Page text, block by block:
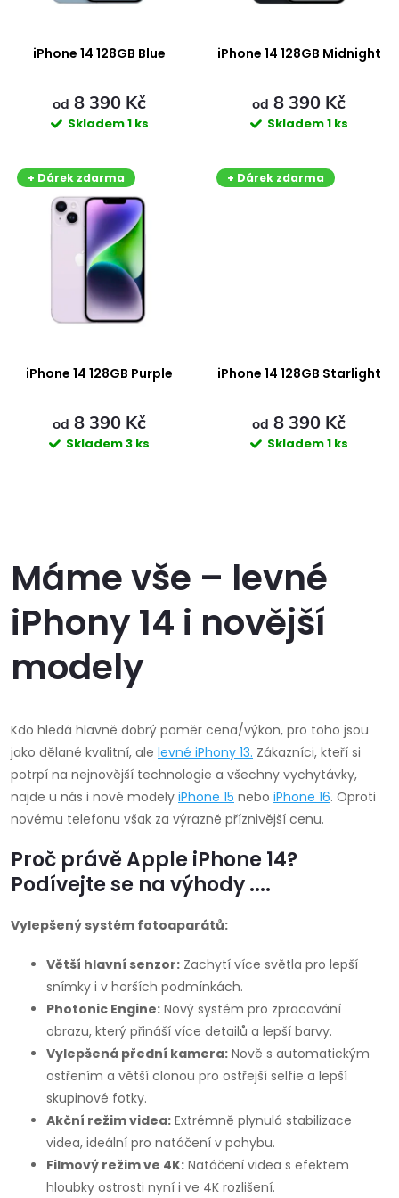
o
ů
d
ů
iPhone 14 128GB Blue
od 8 390 Kč
Skladem1 ks
iPhone 14 128GB Midnight
od 8 390 Kč
Skladem1 ks
+ Dárek zdarma
iPhone 14 128GB Purple
od 8 390 Kč
Skladem3 ks
+ Dárek zdarma
iPhone 14 128GB Starlight
od 8 390 Kč
Skladem1 ks
v
l
á
d
a
c
í
p
r
v
k
Máme vše – levné
iPhony 14 i novější
modely
Kdo hledá hlavně dobrý poměr cena/výkon, pro toho jsou
jako dělané kvalitní, ale levné iPhony 13. Zákazníci, kteří si
potrpí na nejnovější technologie a všechny vychytávky,
najde u nás i nové modely iPhone 15 nebo iPhone 16. Oproti
novému telefonu však za výrazně příznivější cenu.
Proč právě Apple iPhone 14?
Podívejte se na výhody ....
Vylepšený systém fotoaparátů:
Větší hlavní senzor: Zachytí více světla pro lepší
snímky i v horších podmínkách.
Photonic Engine: Nový systém pro zpracování
obrazu, který přináší více detailů a lepší barvy.
Vylepšená přední kamera: Nově s automatickým
ostřením a větší clonou pro ostřejší selfie a lepší
skupinové fotky.
Akční režim videa: Extrémně plynulá stabilizace
videa, ideální pro natáčení v pohybu.
Filmový režim ve 4K: Natáčení videa s efektem
hloubky ostrosti nyní i ve 4K rozlišení.